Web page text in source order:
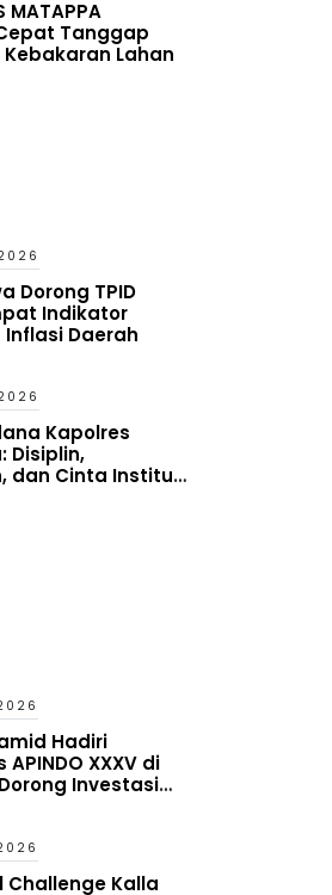
MATAPPA
Tanggap
Lahan
Dorong TPID
Indikator
Daerah
Kapolres
Disiplin,
dan Cinta Institusi
Hadiri
XXXV di
Investasi
Challenge Kalla